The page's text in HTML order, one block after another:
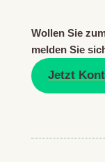
Wollen Sie
melden Sie
Jetzt